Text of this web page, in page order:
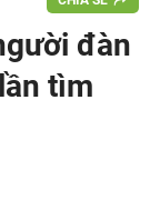
đàn
tìm